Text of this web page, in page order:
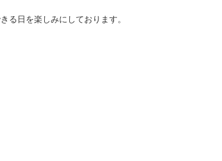
る日を楽しみにしております。